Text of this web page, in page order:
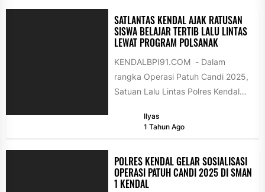
SATLANTAS KENDAL AJAK RATUSAN
SISWA BELAJAR TERTIB LALU LINTAS
LEWAT PROGRAM POLSANAK
KENDALBPI91.COM - Dalam
rangka Operasi Patuh Candi 2025,
Satuan Lalu Lintas Polres Kendal
edukatif bertajuk Polisi Sahabat
Ilyas
1 Tahun Ago
POLRES KENDAL GELAR SOSIALISASI
OPERASI PATUH CANDI 2025 DI SMAN
1 KENDAL